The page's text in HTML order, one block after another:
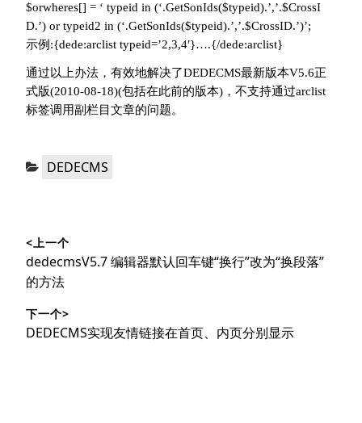
$orwheres[] = ‘ typeid in (‘.GetSonIds($typeid).’,’.$CrossI
D.’) or typeid2 in (‘.GetSonIds($typeid).’,’.$CrossID.’)’;
示例:{dede:arclist typeid=’2,3,4′}….{/dede:arclist}
通过以上办法，有效地解决了DEDECMS最新版本V5.6正
式版(2010-08-18)(包括在此前的版本)，不支持通过arclist
标签调用副栏目文章的问题。
分
DEDECMS
章
导
航
<上一个
上
篇
章：
dedecmsV5.7 编辑器默认回车键“换行”改为“换段落”
的方法
下一个>
下
DEDECMS实现友情链接在首页、内页分别显示